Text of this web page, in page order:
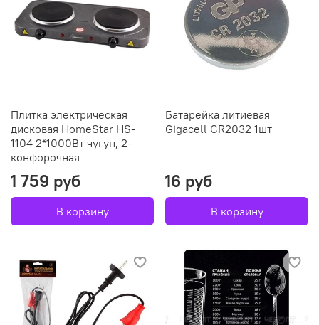
Плитка электрическая
дисковая HomeStar HS-
1104 2*1000Вт чугун, 2-
конфорочная
1 759 руб
В корзину
Батарейка литиевая
Gigacell CR2032 1шт
16 руб
В корзину